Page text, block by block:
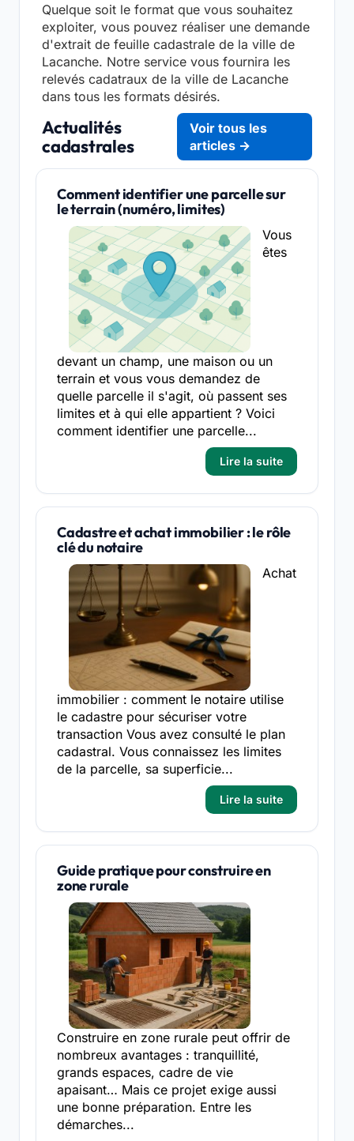
Quelque soit le format que vous souhaitez
exploiter, vous pouvez réaliser une demande
d'extrait de feuille cadastrale de la ville de
Lacanche. Notre service vous fournira les
relevés cadatraux de la ville de Lacanche
dans tous les formats désirés.
Actualités
cadastrales
Voir tous les
articles →
Comment identifier une parcelle sur
le terrain (numéro, limites)
Vous
êtes
devant un champ, une maison ou un
terrain et vous vous demandez de
quelle parcelle il s'agit, où passent ses
limites et à qui elle appartient ? Voici
comment identifier une parcelle...
Lire la suite
Cadastre et achat immobilier : le rôle
clé du notaire
Achat
immobilier : comment le notaire utilise
le cadastre pour sécuriser votre
transaction Vous avez consulté le plan
cadastral. Vous connaissez les limites
de la parcelle, sa superficie...
Lire la suite
Guide pratique pour construire en
zone rurale
Construire en zone rurale peut offrir de
nombreux avantages : tranquillité,
grands espaces, cadre de vie
apaisant… Mais ce projet exige aussi
une bonne préparation. Entre les
démarches...